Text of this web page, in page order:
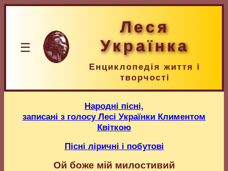
☰
Леся
Українка
Енциклопедія життя і
творчості
Народні пісні,
записані з голосу Лесі Українки Климентом
Квіткою
Пісні ліричні і побутові
Ой боже мій милостивий